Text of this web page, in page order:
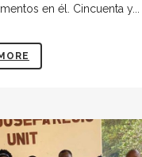
en él. Cincuenta y...